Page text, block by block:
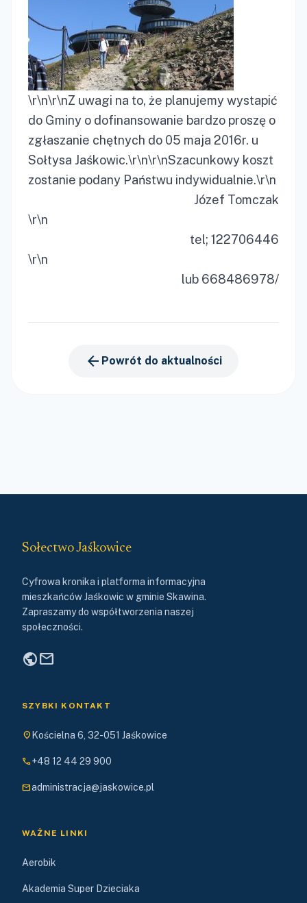
\r\n\r\nZ uwagi na to, że planujemy wystapić
do Gminy o dofinansowanie bardzo proszę o
zgłaszanie chętnych do 05 maja 2016r. u
Sołtysa Jaśkowic.\r\n\r\nSzacunkowy koszt
zostanie podany Państwu indywidualnie.\r\n
Józef Tomczak
\r\n
tel; 122706446
\r\n
lub 668486978/
arrow_back Powrót do aktualności
Sołectwo Jaśkowice
Cyfrowa kronika i platforma informacyjna
mieszkańców Jaśkowic w gminie Skawina.
Zapraszamy do współtworzenia naszej
społeczności.
publicmail
SZYBKI KONTAKT
location_on Kościelna 6, 32-051 Jaśkowice
phone+48 12 44 29 900
mailadministracja@jaskowice.pl
WAŻNE LINKI
Aerobik
Akademia Super Dzieciaka